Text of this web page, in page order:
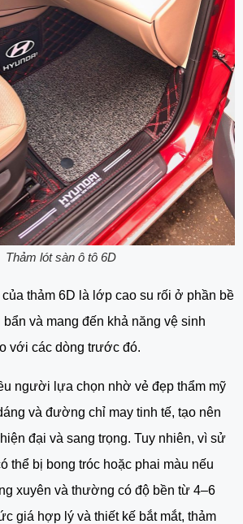
Thảm lót sàn ô tô 6D
thảm 6D là lớp cao su rối ở phần bề
và mang đến khả năng vệ sinh
với các dòng trước đó.
người lựa chọn nhờ vẻ đẹp thẩm mỹ
và đường chỉ may tinh tế, tạo nên
đại và sang trọng. Tuy nhiên, vì sử
thể bị bong tróc hoặc phai màu nếu
xuyên và thường có độ bền từ 4–6
giá hợp lý và thiết kế bắt mắt, thảm